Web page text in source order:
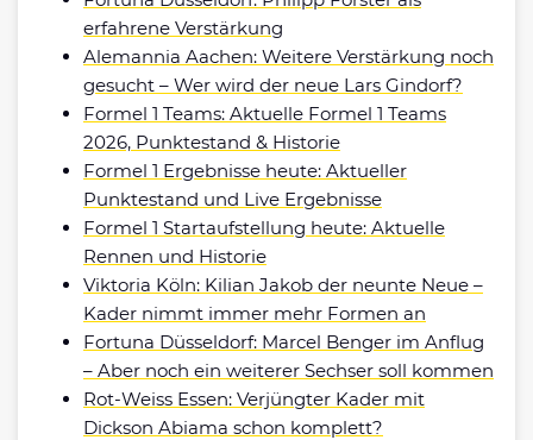
erfahrene Verstärkung
Alemannia Aachen: Weitere Verstärkung noch
gesucht – Wer wird der neue Lars Gindorf?
Formel 1 Teams: Aktuelle Formel 1 Teams
2026, Punktestand & Historie
Formel 1 Ergebnisse heute: Aktueller
Punktestand und Live Ergebnisse
Formel 1 Startaufstellung heute: Aktuelle
Rennen und Historie
Viktoria Köln: Kilian Jakob der neunte Neue –
Kader nimmt immer mehr Formen an
Fortuna Düsseldorf: Marcel Benger im Anflug
– Aber noch ein weiterer Sechser soll kommen
Rot-Weiss Essen: Verjüngter Kader mit
Dickson Abiama schon komplett?